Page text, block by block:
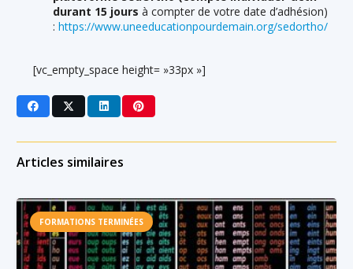
durant 15 jours à compter de votre date d’adhésion)
: https://www.uneeducationpourdemain.org/sedortho/
[vc_empty_space height= »33px »]
Articles similaires
FORMATIONS TERMINÉES